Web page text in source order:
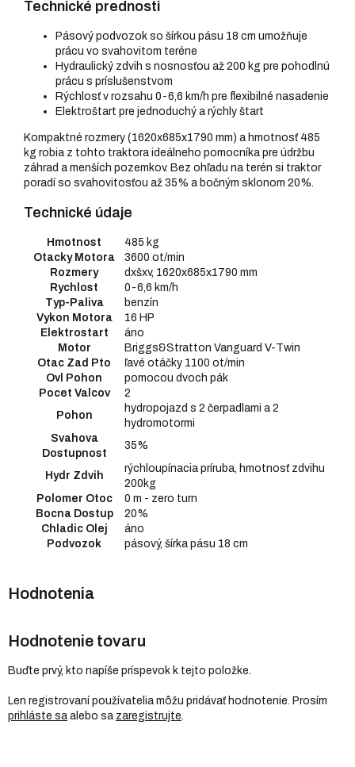
Technické prednosti
Pásový podvozok so šírkou pásu 18 cm umožňuje
prácu vo svahovitom teréne
Hydraulický zdvih s nosnosťou až 200 kg pre pohodlnú
prácu s príslušenstvom
Rýchlosť v rozsahu 0-6,6 km/h pre flexibilné nasadenie
Elektroštart pre jednoduchý a rýchly štart
Kompaktné rozmery (1620x685x1790 mm) a hmotnosť 485
kg robia z tohto traktora ideálneho pomocníka pre údržbu
záhrad a menších pozemkov. Bez ohľadu na terén si traktor
poradí so svahovitosťou až 35% a bočným sklonom 20%.
Technické údaje
Hmotnost
485 kg
Otacky Motora
3600 ot/min
Rozmery
dxšxv, 1620x685x1790 mm
Rychlost
0-6,6 km/h
Typ-Paliva
benzín
Vykon Motora
16 HP
Elektrostart
áno
Motor
Briggs&Stratton Vanguard V-Twin
Otac Zad Pto
ľavé otáčky 1100 ot/min
Ovl Pohon
pomocou dvoch pák
Pocet Valcov
2
Pohon
hydropojazd s 2 čerpadlami a 2
hydromotormi
Svahova
Dostupnost
35%
Hydr Zdvih
rýchloupínacia príruba, hmotnosť zdvihu
200kg
Polomer Otoc
0 m - zero turn
Bocna Dostup
20%
Chladic Olej
áno
Podvozok
pásový, šírka pásu 18 cm
Hodnotenie tovaru
Buďte prvý, kto napíše príspevok k tejto položke.
Len registrovaní používatelia môžu pridávať hodnotenie. Prosím
prihláste sa alebo sa zaregistrujte